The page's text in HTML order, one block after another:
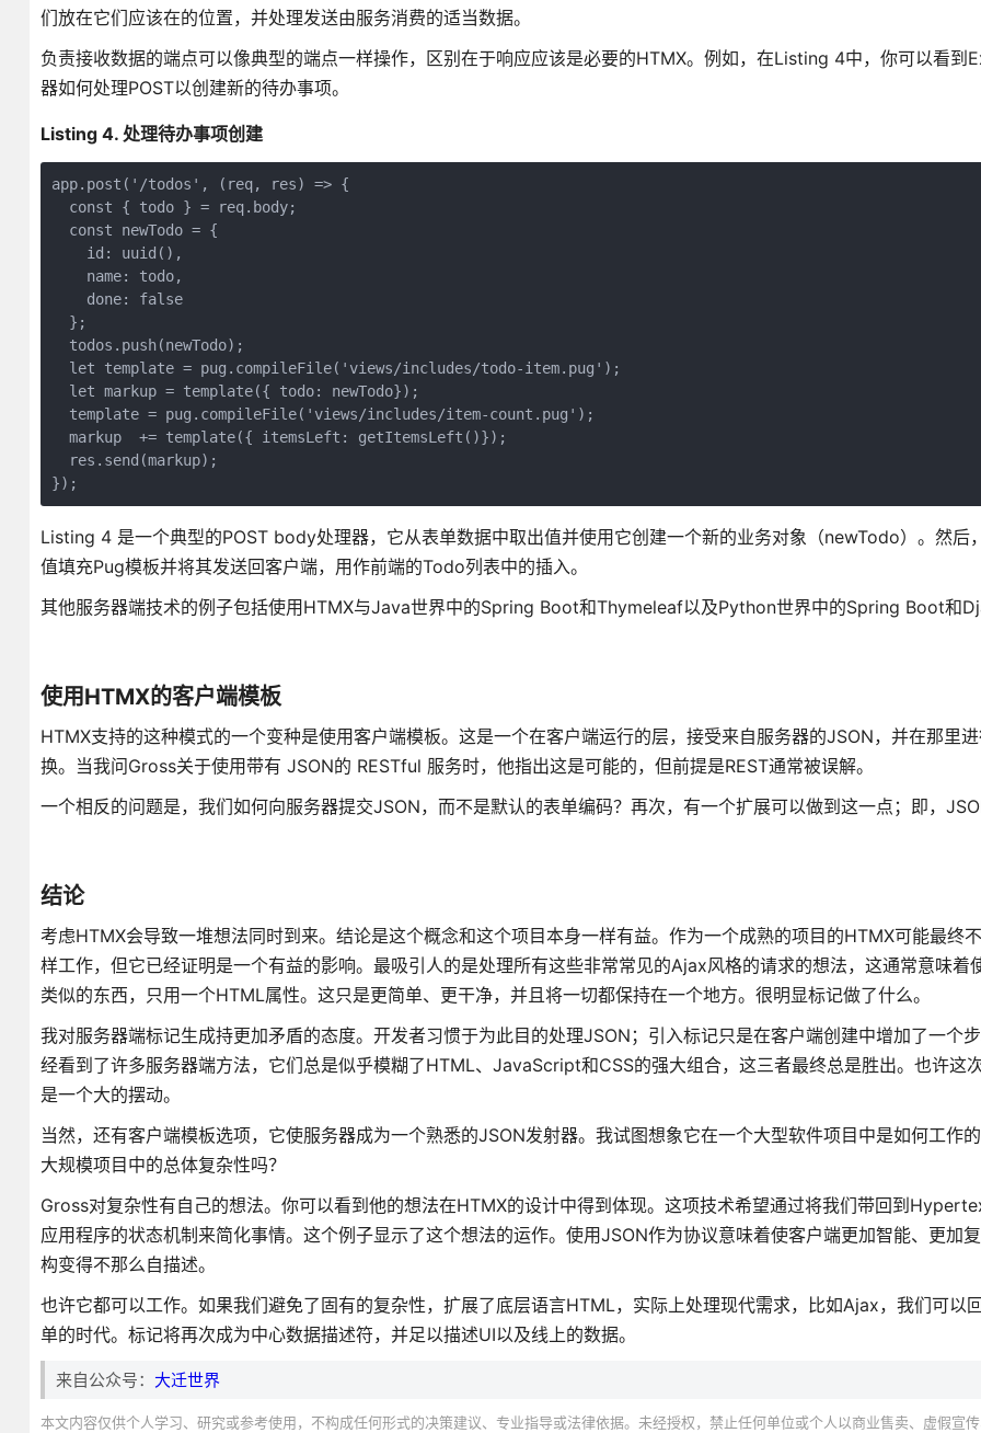
们放在它们应该在的位置，并处理发送由服务消费的适当数据。
负责接收数据的端点可以像典型的端点一样操作，区别在于响应应该是必要的HTMX。例如，在Listing 4中，你可以看到
器如何处理POST以创建新的待办事项。
Listing 4. 处理待办事项创建
app.post('/todos', (req, res) => {
const { todo } = req.body;
const newTodo = {
id: uuid(),
name: todo,
done: false
};
todos.push(newTodo);
let template = pug.compileFile('views/includes/todo-item.pug');
let markup = template({ todo: newTodo});
template = pug.compileFile('views/includes/item-count.pug');
markup  += template({ itemsLeft: getItemsLeft()});
res.send(markup);
});
Listing 4 是一个典型的POST body处理器，它从表单数据中取出值并使用它创建一个新的业务对象（newTodo）。然后
值填充Pug模板并将其发送回客户端，用作前端的Todo列表中的插入。
其他服务器端技术的例子包括使用HTMX与Java世界中的Spring Boot和Thymeleaf以及Python世界中的Spring Boot和
使用HTMX的客户端模板
HTMX支持的这种模式的一个变种是使用客户端模板。这是一个在客户端运行的层，接受来自服务器的JSON，并在那里
换。当我问Gross关于使用带有 JSON的 RESTful 服务时，他指出这是可能的，但前提是REST通常被误解。
一个相反的问题是，我们如何向服务器提交JSON，而不是默认的表单编码？再次，有一个扩展可以做到这一点；即，
结论
考虑HTMX会导致一堆想法同时到来。结论是这个概念和这个项目本身一样有益。作为一个成熟的项目的HTMX可能最终
样工作，但它已经证明是一个有益的影响。最吸引人的是处理所有这些非常常见的Ajax风格的请求的想法，这通常意味着
类似的东西，只用一个HTML属性。这只是更简单、更干净，并且将一切都保持在一个地方。很明显标记做了什么。
我对服务器端标记生成持更加矛盾的态度。开发者习惯于为此目的处理JSON；引入标记只是在客户端创建中增加了一个
经看到了许多服务器端方法，它们总是似乎模糊了HTML、JavaScript和CSS的强大组合，这三者最终总是胜出。也许这
是一个大的摆动。
当然，还有客户端模板选项，它使服务器成为一个熟悉的JSON发射器。我试图想象它在一个大型软件项目中是如何工作
大规模项目中的总体复杂性吗？
Gross对复杂性有自己的想法。你可以看到他的想法在HTMX的设计中得到体现。这项技术希望通过将我们带回到
应用程序的状态机制来简化事情。这个例子显示了这个想法的运作。使用JSON作为协议意味着使客户端更加智能、更加
构变得不那么自描述。
也许它都可以工作。如果我们避免了固有的复杂性，扩展了底层语言HTML，实际上处理现代需求，比如Ajax，我们可以
单的时代。标记将再次成为中心数据描述符，并足以描述UI以及线上的数据。
来自公众号： 大迁世界
本文内容仅供个人学习、研究或参考使用，不构成任何形式的决策建议、专业指导或法律依据。未经授权，禁止任何单位或个人以商业售卖、虚假宣